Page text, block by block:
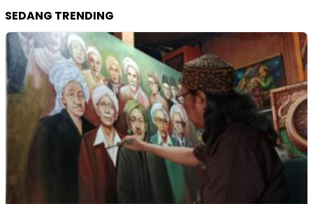
SEDANG TRENDING